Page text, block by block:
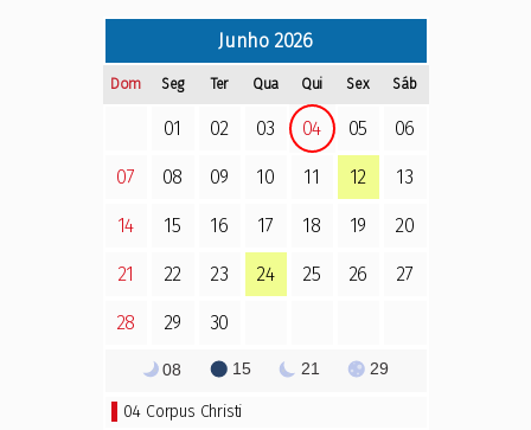
Junho 2026
Dom Seg Ter Qua Qui Sex Sáb
01 02 03 04 05 06
07 08 09 10 11 12 13
14 15 16 17 18 19 20
21 22 23 24 25 26 27
28 29 30
08 15 21 29
04 Corpus Christi